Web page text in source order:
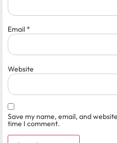
Email*
Website
Save my name, email, and
time I comment.